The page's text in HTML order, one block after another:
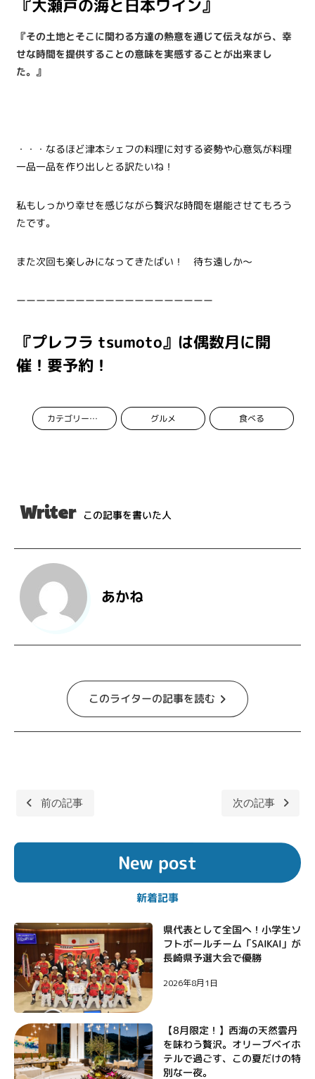
『大瀬戸の海と日本ワイン』
『その土地とそこに関わる方達の熱意を通じて伝えながら、幸
せな時間を提供することの意味を実感することが出来まし
た。』
・・・なるほど津本シェフの料理に対する姿勢や心意気が料理
一品一品を作り出しとる訳たいね！
私もしっかり幸せを感じながら贅沢な時間を堪能させてもろう
たです。
また次回も楽しみになってきたばい！ 待ち遠しか～
ーーーーーーーーーーーーーーーーーーーー
『プレフラ tsumoto』は偶数月に開
催！要予約！
カテゴリーなし グルメ 食べる
Writer この記事を書いた人
あかね
このライターの記事を読む
稿
ビ
ー
シ
ョ
ン
前の記事 次の記事
New post
新着記事
県代表として全国へ！小学生ソ
フトボールチーム「SAIKAI」が
長崎県予選大会で優勝
2026年8月1日
【8月限定！】西海の天然雲丹
を味わう贅沢。オリーブベイホ
テルで過ごす、この夏だけの特
別な一夜。